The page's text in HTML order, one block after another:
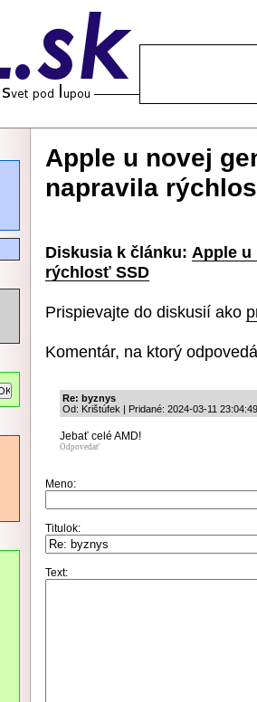
Apple u novej
napravila
Diskusia k článku: Apple u
rýchlosť SSD
Prispievajte do diskusií ako
Komentár, na ktorý
Re: byznys
Od: Krištúfek | Pridané: 2024-03-11 23:04:49
Jebať celé AMD!
Odpovedať
Meno:
Titulok:
Text: